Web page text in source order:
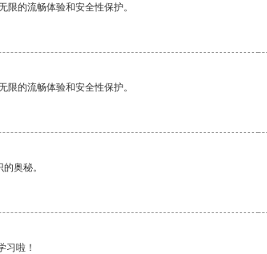
限的流畅体验和安全性保护。
限的流畅体验和安全性保护。
奥秘。
习啦！